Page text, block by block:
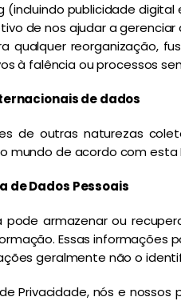
publicidade digital
de nos ajudar a gerenciar
qualquer reorganização,
à falência ou processos
de dados
de outras naturezas
mundo de acordo com esta
de Dados Pessoais
pode armazenar ou
Essas informações
geralmente não o
Privacidade, nós e